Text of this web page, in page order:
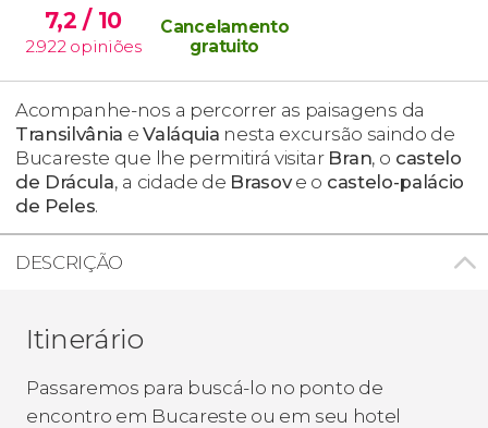
7,2/ 10
2.922 opiniões
Cancelamento
gratuito
Acompanhe-nos a percorrer as paisagens da
Transilvânia eValáquia nesta excursão saindo de
Bucareste que lhe permitirá visitar Bran, o castelo
de Drácula, a cidade de Brasove o castelo-palácio
de Peles.
DESCRIÇÃO
Itinerário
Passaremos para buscá-lo no ponto de
encontro em Bucareste ou em seu hotel